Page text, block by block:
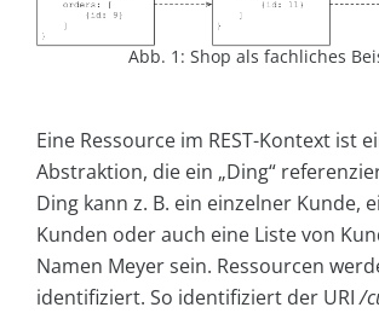
Abb. 1: Shop als fachliches
Eine Ressource im REST-Kontext ist
Abstraktion, die ein „Ding“
Ding kann z. B. ein einzelner Kunde,
Kunden oder auch eine Liste von
Namen Meyer sein. Ressourcen
identifiziert. So identifiziert der URI/